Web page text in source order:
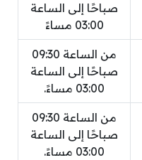
صباحًا إلى الساعة
03:00 مساءً
من الساعة 09:30
صباحًا إلى الساعة
03:00 مساءً.
من الساعة 09:30
صباحًا إلى الساعة
03:00 مساءً.